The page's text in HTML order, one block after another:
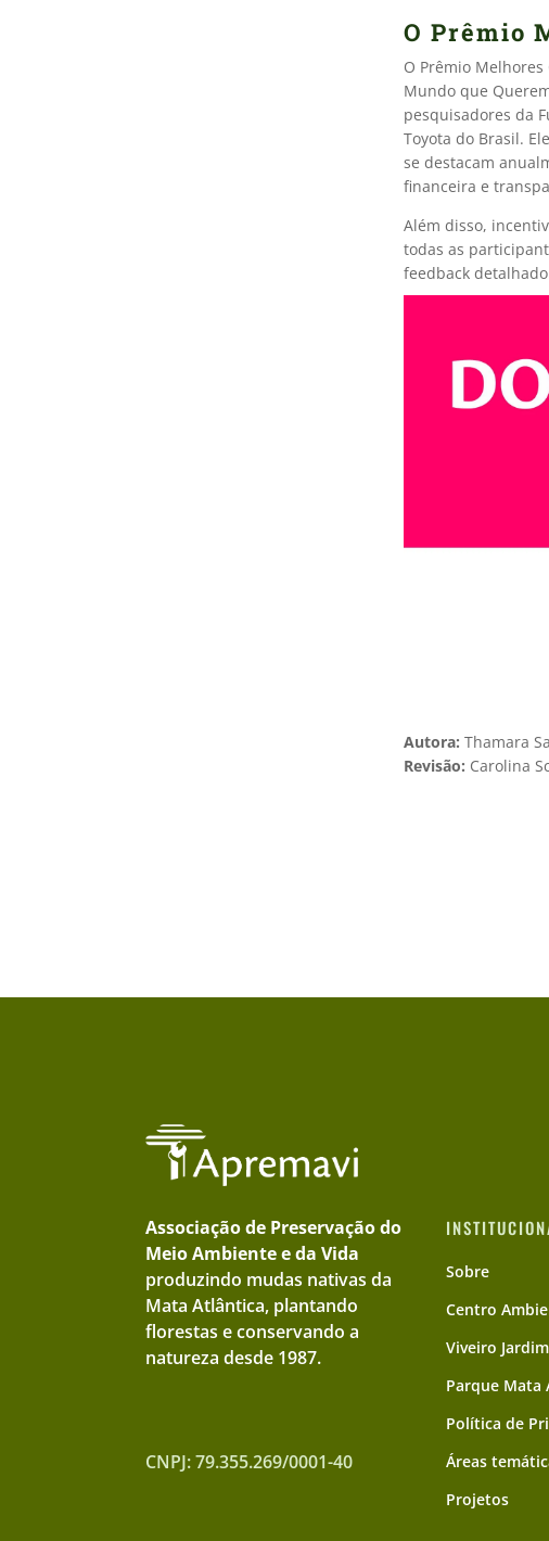
O Prêmio
O Prêmio
Mundo que
pesquisadores da
Toyota do Brasil.
se destacam
financeira e
Além disso,
todas as
feedback
Autora: Thamara
Revisão: Carolina
Associação de Preservação do
Meio Ambiente e da Vida
produzindo mudas nativas da
Mata Atlântica, plantando
florestas e conservando a
natureza desde 1987.
CNPJ: 79.355.269/0001-40
Sobre
Centro
Viveiro
Parque Mata
Política de
Áreas
Projetos